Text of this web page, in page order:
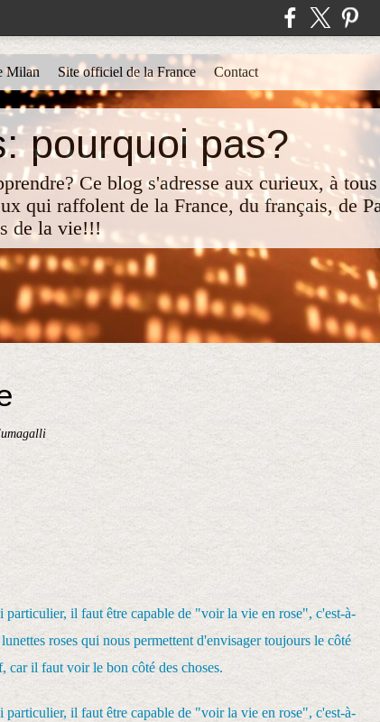
pourquoi pas?
Ce blog s'adresse aux curieux, à
qui raffolent de la France, du français, de
de la vie!!!
Milan Site officiel de la France Contact